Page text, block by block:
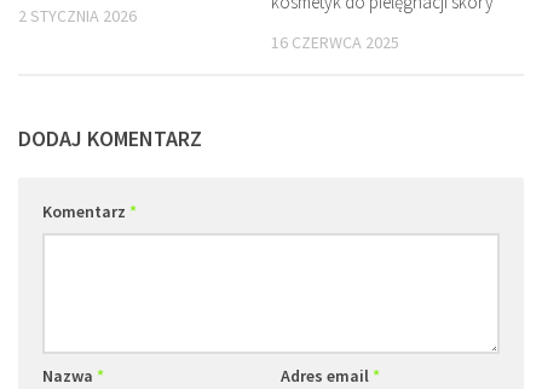
2 STYCZNIA 2026
16 CZERWCA 2025
DODAJ KOMENTARZ
Komentarz *
Nazwa * Adres email*